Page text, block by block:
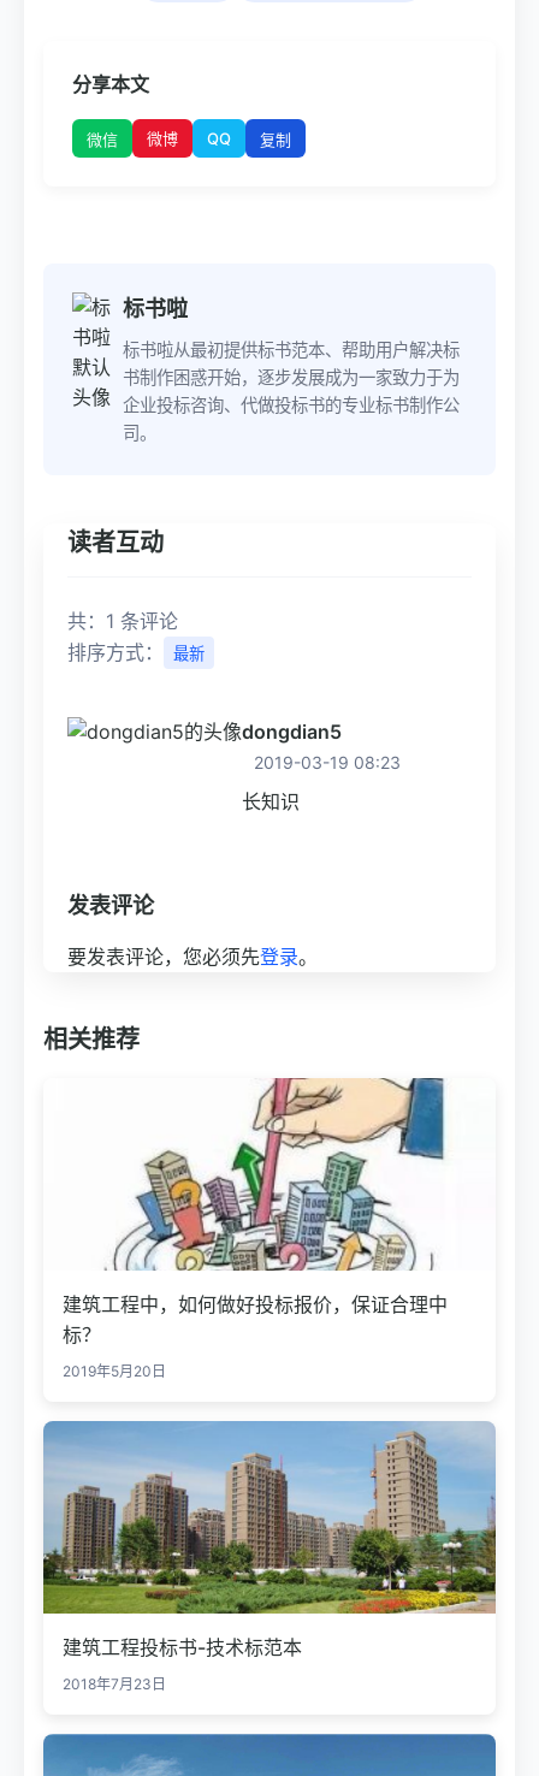
分享本文
微信 微博 QQ 复制
标书啦
标书啦从最初提供标书范本、帮助用户解决标
书制作困惑开始，逐步发展成为一家致力于为
企业投标咨询、代做投标书的专业标书制作公
司。
读者互动
共：1 条评论
排序方式：
最新
dongdian5
2019-03-19 08:23
长知识
发表评论
要发表评论，您必须先登录。
相关推荐
建筑工程中，如何做好投标报价，保证合理中
标？
2019年5月20日
建筑工程投标书-技术标范本
2018年7月23日